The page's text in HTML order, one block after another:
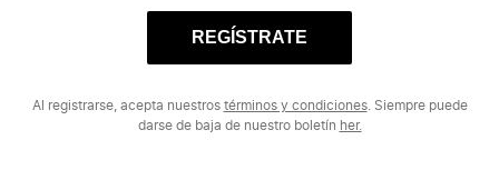
REGÍSTRATE
Al registrarse, acepta nuestros términos y condiciones. Siempre puede
darse de baja de nuestro boletín her.